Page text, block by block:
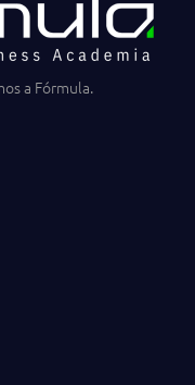
a Fórmula.